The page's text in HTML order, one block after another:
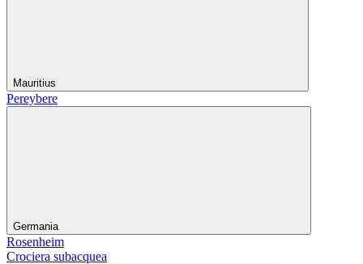
Mauritius
Pereybere
Germania
Rosenheim
Crociera subacquea